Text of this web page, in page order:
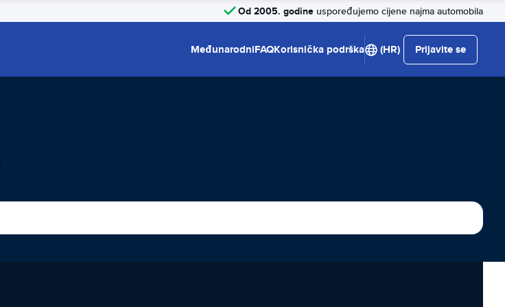
Od 2005. godine uspoređujemo cijene najma automobila
MeđunarodniFAQKorisnička podrška (HR) Prijavite se